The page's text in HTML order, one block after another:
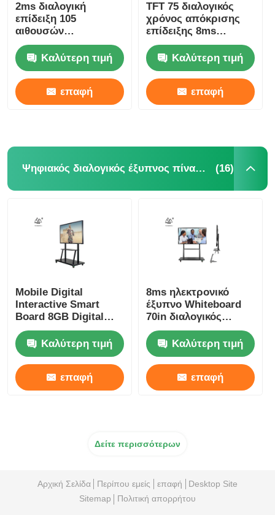
2ms διαλογική
επίδειξη 105
αιθουσών
συνεδριάσεων οθόνη
αφής ίντσας LCD
Καλύτερη τιμή
επαφή
TFT 75 διαλογικός
χρόνος απόκρισης
επίδειξης 8ms
αιθουσών
συνεδριάσεων της
ίντσας
Καλύτερη τιμή
επαφή
Ψηφιακός διαλογικός έξυπνος πίνακας (16)
Mobile Digital
Interactive Smart
Board 8GB Digital
Smart Board
Καλύτερη τιμή
επαφή
8ms ηλεκτρονικό
έξυπνο Whiteboard
70in διαλογικός
ψηφιακός λευκός
πίνακαςΚαλύτερη τιμή
επαφή
Δείτε περισσότερων
Αρχική Σελίδα Περίπου εμείς επαφή
Desktop Site
Sitemap
Πολιτική απορρήτου